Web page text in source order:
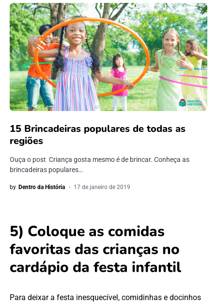
15 Brincadeiras populares de todas as
regiões
Ouça o post Criança gosta mesmo é de brincar. Conheça as
brincadeiras populares…
by Dentro da História 17 de janeiro de 2019
5) Coloque as comidas
favoritas das crianças no
cardápio da festa infantil
Para deixar a festa inesquecível, comidinhas e docinhos